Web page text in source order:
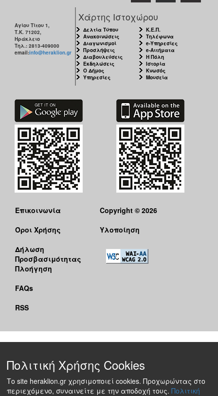
Αγίου Τίτου 1,
Τ.Κ. 71202,
Ηράκλειο
Τηλ.: 2813-409000
email:info@heraklion.gr
Χάρτης Ιστοχώρου
Δελτία Τύπου
Ανακοινώσεις
Διαγωνισμοί
Προσλήψεις
Διαβουλεύσεις
Εκδηλώσεις
Ο Δήμος
Υπηρεσίες
Κ.Ε.Π.
Τηλέφωνα
e-Υπηρεσίες
e-Αιτήματα
Η Πόλη
Ιστορία
Κνωσός
Μουσεία
Επικοινωνία
Όροι Χρήσης
Δήλωση
Προσβασιμότητας
Πλοήγηση
FAQs
RSS
Copyright © 2026
Υλοποίηση
Πολιτική Χρήσης Cookies
Το site heraklion.gr χρησιμοποιεί cookies. Προχωρώντας στο
περιεχόμενο, συναινείτε με την αποδοχή τους. Πολιτική